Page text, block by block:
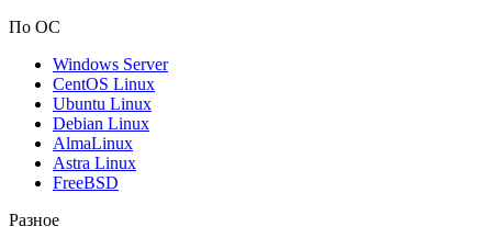
По ОС
Windows Server
CentOS Linux
Ubuntu Linux
Debian Linux
AlmaLinux
Astra Linux
FreeBSD
Разное